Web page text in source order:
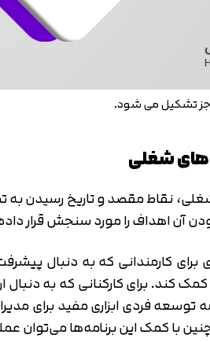
جز تشکیل می شود.
شغلی
نقاط مقصد و تاریخ رسیدن به
آن اهداف را مورد سنجش قرار داده
برای کارمندانی که به دنبال
کند. برای کارکنانی که به
توسعه فردی ابزاری مفید برای
با کمک این برنامه‌ها می‌توان